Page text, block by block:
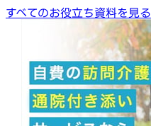
すべてのお役立ち資料を見る